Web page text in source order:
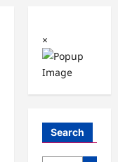
×
Search